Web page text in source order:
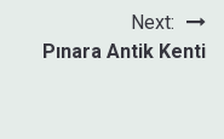
Next:
Pınara Antik Kenti